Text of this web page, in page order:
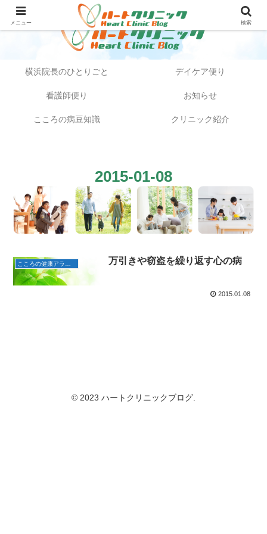
横浜院長のひとりごと デイケア便り
看護師便り お知らせ
こころの病豆知識 クリニック紹介
2015-01-08
万引きや窃盗を繰り返す心の病
2015.01.08
© 2023 ハートクリニックブログ.
メニュー 検索